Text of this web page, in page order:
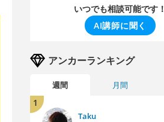
いつでも相談可能です！
AI講師に聞く
アンカーランキング
週間 月間
1
Taku